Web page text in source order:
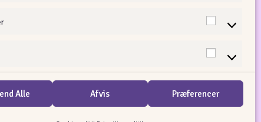
Alle Afvis Præferencer